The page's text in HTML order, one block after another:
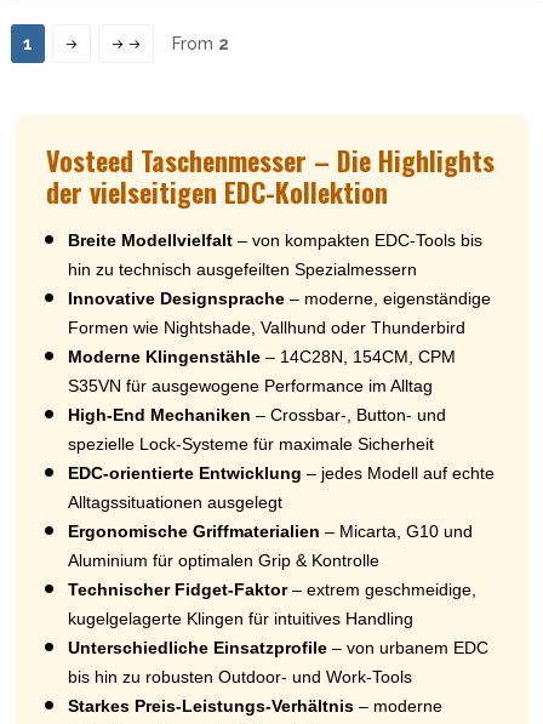
1 From 2
Vosteed Taschenmesser – Die Highlights
der vielseitigen EDC-Kollektion
Breite Modellvielfalt– von kompakten EDC-Tools bis
hin zu technisch ausgefeilten Spezialmessern
Innovative Designsprache– moderne, eigenständige
Formen wie Nightshade, Vallhund oder Thunderbird
Moderne Klingenstähle– 14C28N, 154CM, CPM
S35VN für ausgewogene Performance im Alltag
High-End Mechaniken – Crossbar-, Button- und
spezielle Lock-Systeme für maximale Sicherheit
EDC-orientierte Entwicklung – jedes Modell auf echte
Alltagssituationen ausgelegt
Ergonomische Griffmaterialien – Micarta, G10 und
Aluminium für optimalen Grip & Kontrolle
Technischer Fidget-Faktor– extrem geschmeidige,
kugelgelagerte Klingen für intuitives Handling
Unterschiedliche Einsatzprofile– von urbanem EDC
bis hin zu robusten Outdoor- und Work-Tools
Starkes Preis-Leistungs-Verhältnis– moderne